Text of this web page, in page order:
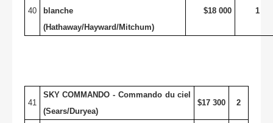
40
blanche
(Hathaway/Hayward/Mitchum)
$18 000 1
41
SKY COMMANDO - Commando du ciel
(Sears/Duryea)
$17 300 2